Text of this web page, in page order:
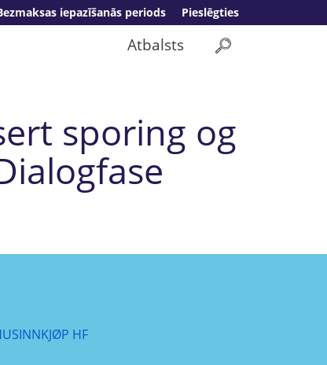
Pieslēgties
iepazīšanās periods
Atbalsts
sporing og
HF